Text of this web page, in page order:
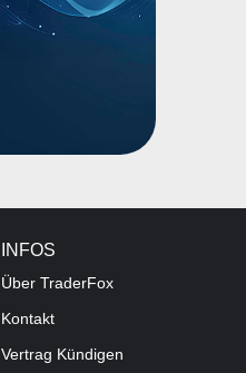
INFOS
Über TraderFox
Kontakt
Vertrag Kündigen